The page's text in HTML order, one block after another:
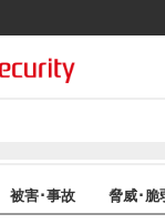
被害･事故 脅威･脆